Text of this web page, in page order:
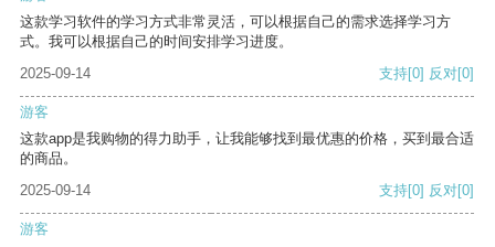
这款学习软件的学习方式非常灵活，可以根据自己的需求选择学习方
式。我可以根据自己的时间安排学习进度。
2025-09-14
支持[0] 反对[0]
游客
这款app是我购物的得力助手，让我能够找到最优惠的价格，买到最合适
的商品。
2025-09-14
支持[0] 反对[0]
游客